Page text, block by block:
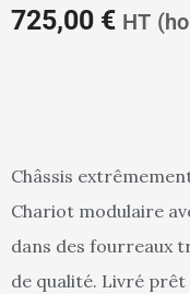
725,00 €prix
est :
HT
Châssis
Chariot modulaire
dans des fourreaux
de qualité. Livré prêt